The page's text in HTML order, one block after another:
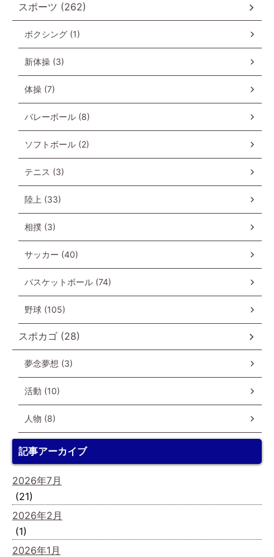
スポーツ (262)
ボクシング (1)
新体操 (3)
体操 (7)
バレーボール (8)
ソフトボール (2)
テニス (3)
陸上 (33)
相撲 (3)
サッカー (40)
バスケットボール (74)
野球 (105)
スポカゴ (28)
夢念夢想 (3)
活動 (10)
人物 (8)
記事アーカイブ
2026年7月
(21)
2026年2月
(1)
2026年1月